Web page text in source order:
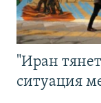
"Иран
ситуация